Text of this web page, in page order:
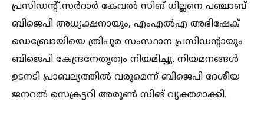
പ്രസിഡന്റ്.സര്‍ദാര്‍ കേവല്‍ സിങ് ധില്ലനെ പഞ്ചാബ്
ബിജെപി അധ്യക്ഷനായും, എംഎല്‍എ അഭിഷേക്
ഡെബ്രോയിയെ ത്രിപുര സംസ്ഥാന പ്രസിഡന്റായും
ബിജെപി കേന്ദ്രനേതൃത്വം നിയമിച്ചു. നിയമനങ്ങള്‍
ഉടനടി പ്രാബല്യത്തില്‍ വരുമെന്ന് ബിജെപി ദേശീയ
ജനറല്‍ സെക്രട്ടറി അരുണ്‍ സിങ് വ്യക്തമാക്കി.